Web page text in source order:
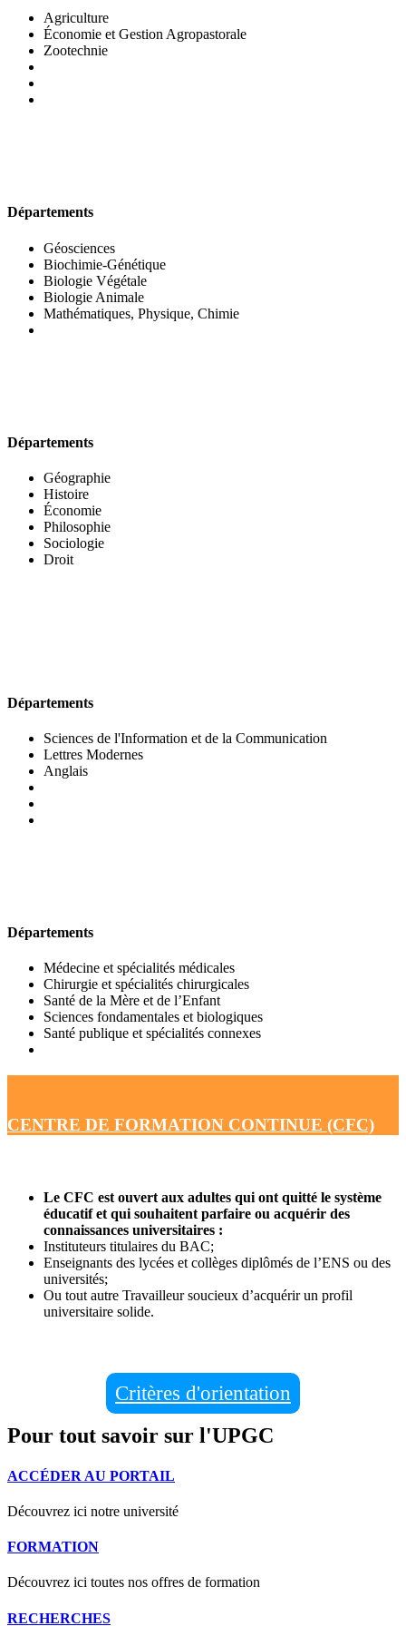
Agriculture
Économie et Gestion Agropastorale
Zootechnie
Départements
Géosciences
Biochimie-Génétique
Biologie Végétale
Biologie Animale
Mathématiques, Physique, Chimie
Départements
Géographie
Histoire
Économie
Philosophie
Sociologie
Droit
Départements
Sciences de l'Information et de la Communication
Lettres Modernes
Anglais
Départements
Médecine et spécialités médicales
Chirurgie et spécialités chirurgicales
Santé de la Mère et de l’Enfant
Sciences fondamentales et biologiques
Santé publique et spécialités connexes
CENTRE DE FORMATION CONTINUE (CFC)
Le CFC est ouvert aux adultes qui ont quitté le système
éducatif et qui souhaitent parfaire ou acquérir des
connaissances universitaires :
Instituteurs titulaires du BAC;
Enseignants des lycées et collèges diplômés de l’ENS ou des
universités;
Ou tout autre Travailleur soucieux d’acquérir un profil
universitaire solide.
Critères d'orientation
Pour tout savoir sur l'UPGC
ACCÉDER AU PORTAIL
Découvrez ici notre université
FORMATION
Découvrez ici toutes nos offres de formation
RECHERCHES